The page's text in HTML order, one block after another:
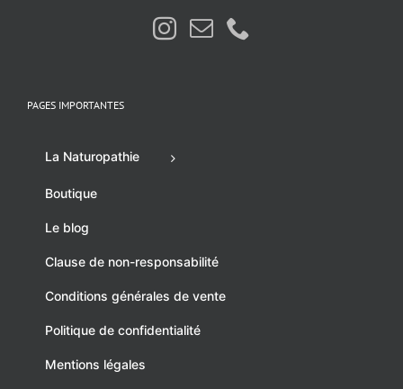
PAGES IMPORTANTES
La Naturopathie
Boutique
Le blog
Clause de non-responsabilité
Conditions générales de vente
Politique de confidentialité
Mentions légales